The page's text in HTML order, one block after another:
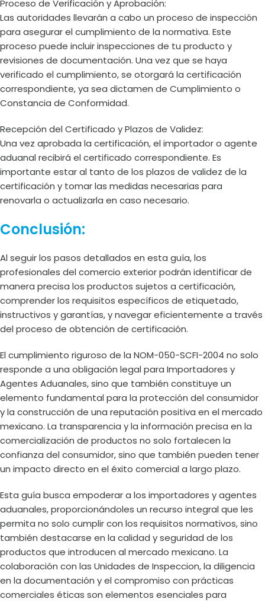
Proceso de Verificación y Aprobación:
Las autoridades llevarán a cabo un proceso de inspección
para asegurar el cumplimiento de la normativa. Este
proceso puede incluir inspecciones de tu producto y
revisiones de documentación. Una vez que se haya
verificado el cumplimiento, se otorgará la certificación
correspondiente, ya sea dictamen de Cumplimiento o
Constancia de Conformidad.
Recepción del Certificado y Plazos de Validez:
Una vez aprobada la certificación, el importador o agente
aduanal recibirá el certificado correspondiente. Es
importante estar al tanto de los plazos de validez de la
certificación y tomar las medidas necesarias para
renovarla o actualizarla en caso necesario.
Conclusión:
Al seguir los pasos detallados en esta guía, los
profesionales del comercio exterior podrán identificar de
manera precisa los productos sujetos a certificación,
comprender los requisitos específicos de etiquetado,
instructivos y garantías, y navegar eficientemente a través
del proceso de obtención de certificación.
El cumplimiento riguroso de la NOM-050-SCFI-2004 no solo
responde a una obligación legal para Importadores y
Agentes Aduanales, sino que también constituye un
elemento fundamental para la protección del consumidor
y la construcción de una reputación positiva en el mercado
mexicano. La transparencia y la información precisa en la
comercialización de productos no solo fortalecen la
confianza del consumidor, sino que también pueden tener
un impacto directo en el éxito comercial a largo plazo.
Esta guía busca empoderar a los importadores y agentes
aduanales, proporcionándoles un recurso integral que les
permita no solo cumplir con los requisitos normativos, sino
también destacarse en la calidad y seguridad de los
productos que introducen al mercado mexicano. La
colaboración con las Unidades de Inspeccion, la diligencia
en la documentación y el compromiso con prácticas
comerciales éticas son elementos esenciales para